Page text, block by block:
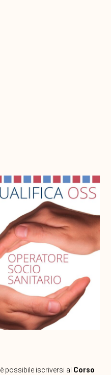
è possibile iscriversi al Corso